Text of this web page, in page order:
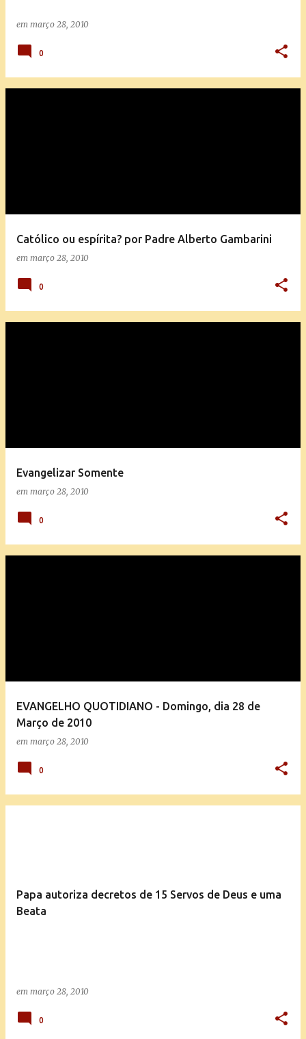
em março 28, 2010
0
Católico ou espírita? por Padre Alberto Gambarini
em março 28, 2010
0
Evangelizar Somente
em março 28, 2010
0
EVANGELHO QUOTIDIANO - Domingo, dia 28 de
Março de 2010
em março 28, 2010
0
Papa autoriza decretos de 15 Servos de Deus e uma
Beata
em março 28, 2010
0